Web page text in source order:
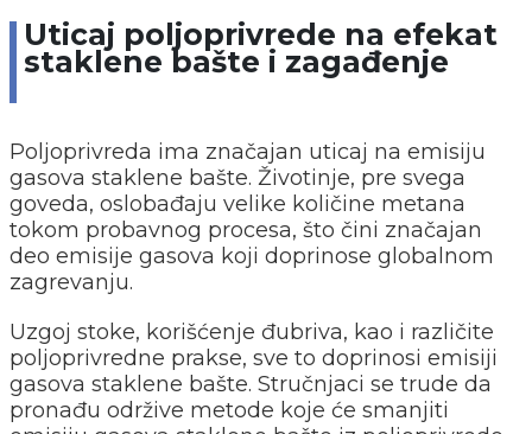
Uticaj poljoprivrede na efekat
staklene bašte i zagađenje
Poljoprivreda ima značajan uticaj na emisiju
gasova staklene bašte. Životinje, pre svega
goveda, oslobađaju velike količine metana
tokom probavnog procesa, što čini značajan
deo emisije gasova koji doprinose globalnom
zagrevanju.
Uzgoj stoke, korišćenje đubriva, kao i različite
poljoprivredne prakse, sve to doprinosi emisiji
gasova staklene bašte. Stručnjaci se trude da
pronađu održive metode koje će smanjiti